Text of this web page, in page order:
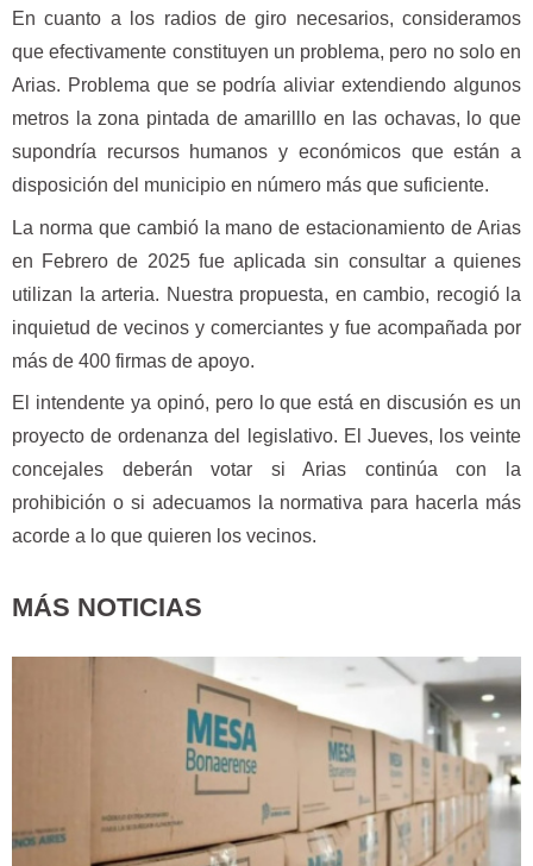
En cuanto a los radios de giro necesarios, consideramos
que efectivamente constituyen un problema, pero no solo en
Arias. Problema que se podría aliviar extendiendo algunos
metros la zona pintada de amarilllo en las ochavas, lo que
supondría recursos humanos y económicos que están a
disposición del municipio en número más que suficiente.
La norma que cambió la mano de estacionamiento de Arias
en Febrero de 2025 fue aplicada sin consultar a quienes
utilizan la arteria. Nuestra propuesta, en cambio, recogió la
inquietud de vecinos y comerciantes y fue acompañada por
más de 400 firmas de apoyo.
El intendente ya opinó, pero lo que está en discusión es un
proyecto de ordenanza del legislativo. El Jueves, los veinte
concejales deberán votar si Arias continúa con la
prohibición o si adecuamos la normativa para hacerla más
acorde a lo que quieren los vecinos.
MÁS NOTICIAS